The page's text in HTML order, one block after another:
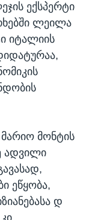
ექსპერტი
ლეილა
იტალიის
მონტის
ადვილი
ეწყობა,
დ